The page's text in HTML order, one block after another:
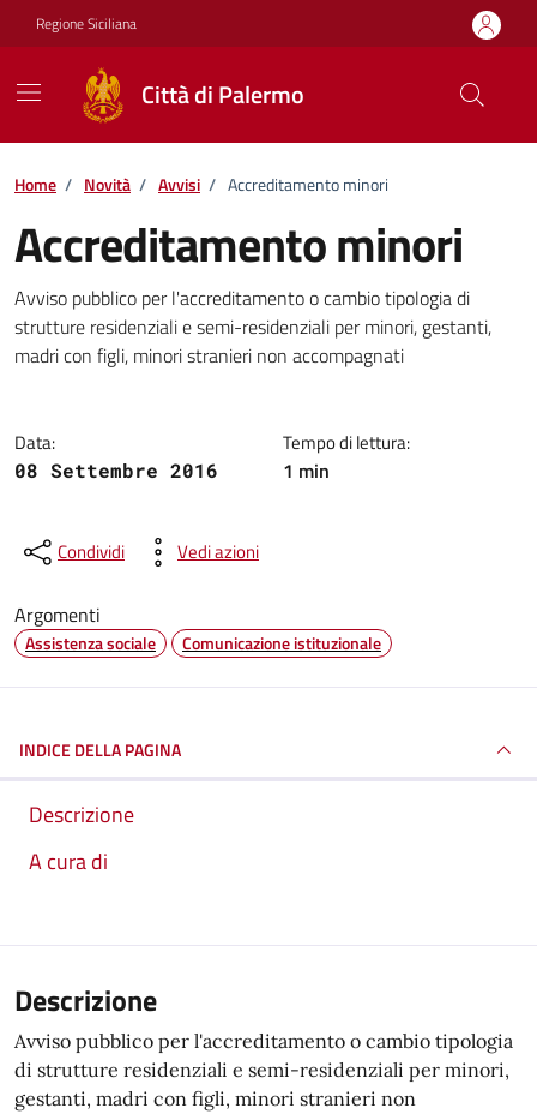
Vai ai contenuti
Vai al footer
Regione Siciliana
Città di Palermo
Home / Novità / Avvisi / Accreditamento minori
Accreditamento minori
Dettagli della notizia
Avviso pubblico per l'accreditamento o cambio tipologia di
strutture residenziali e semi-residenziali per minori, gestanti,
madri con figli, minori stranieri non accompagnati
Data:
08 Settembre 2016
Tempo di lettura:
1 min
Condividi Vedi azioni
Argomenti
Assistenza sociale Comunicazione istituzionale
INDICE DELLA PAGINA
Descrizione
A cura di
Descrizione
Avviso pubblico per l'accreditamento o cambio tipologia
di strutture residenziali e semi-residenziali per minori,
gestanti, madri con figli, minori stranieri non